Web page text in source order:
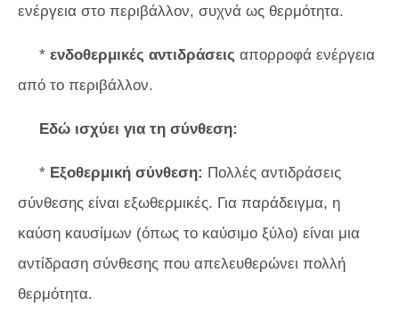
ενέργεια στο περιβάλλον, συχνά ως θερμότητα.
* ενδοθερμικές αντιδράσεις απορροφά ενέργεια
από το περιβάλλον.
Εδώ ισχύει για τη σύνθεση:
* Εξοθερμική σύνθεση: Πολλές αντιδράσεις
σύνθεσης είναι εξωθερμικές. Για παράδειγμα, η
καύση καυσίμων (όπως το καύσιμο ξύλο) είναι μια
αντίδραση σύνθεσης που απελευθερώνει πολλή
θερμότητα.